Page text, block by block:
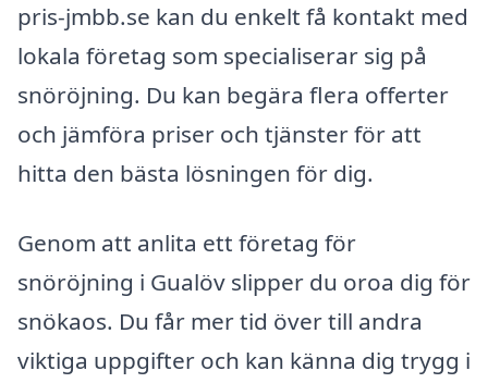
pris-jmbb.se kan du enkelt få kontakt med
lokala företag som specialiserar sig på
snöröjning. Du kan begära flera offerter
och jämföra priser och tjänster för att
hitta den bästa lösningen för dig.
Genom att anlita ett företag för
snöröjning i Gualöv slipper du oroa dig för
snökaos. Du får mer tid över till andra
viktiga uppgifter och kan känna dig trygg i